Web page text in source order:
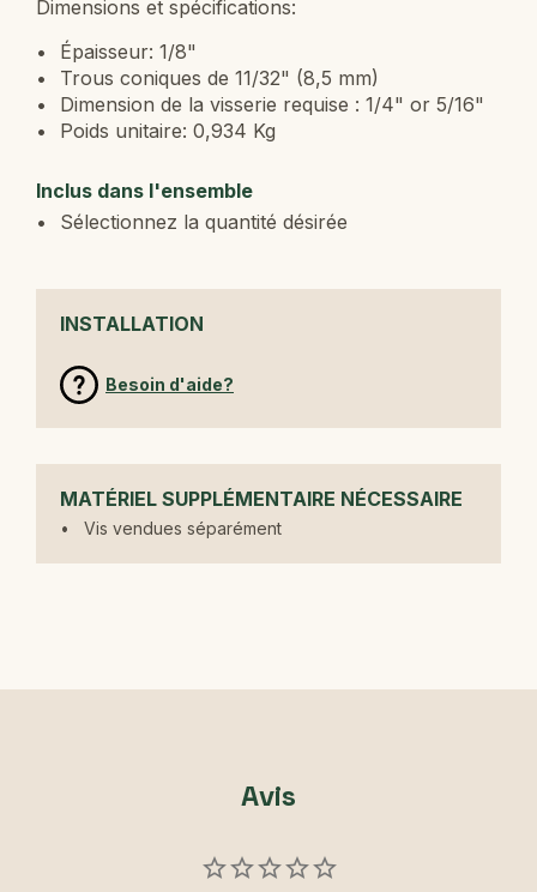
Dimensions et spécifications:
Épaisseur: 1/8"
Trous coniques de 11/32" (8,5 mm)
Dimension de la visserie requise : 1/4" or 5/16"
Poids unitaire: 0,934 Kg
Inclus dans l'ensemble
Sélectionnez la quantité désirée
INSTALLATION
Besoin d'aide?
MATÉRIEL SUPPLÉMENTAIRE NÉCESSAIRE
Vis vendues séparément
Avis